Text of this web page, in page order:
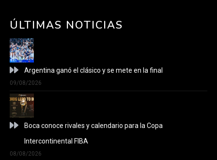
ÚLTIMAS NOTICIAS
Argentina ganó el clásico y se mete en la final
09/08/2026
Boca conoce rivales y calendario para la Copa
Intercontinental FIBA
08/08/2026